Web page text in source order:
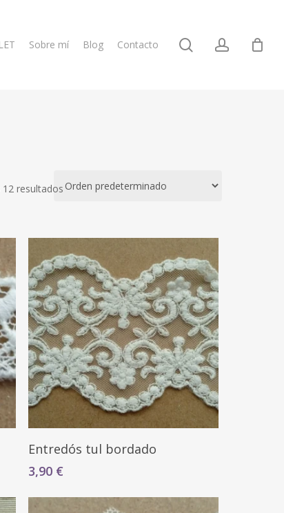
Sobre mí Blog Contacto searchaccount
resultados
Seleccionar Opciones
Entredós tul bordado
3,90 €